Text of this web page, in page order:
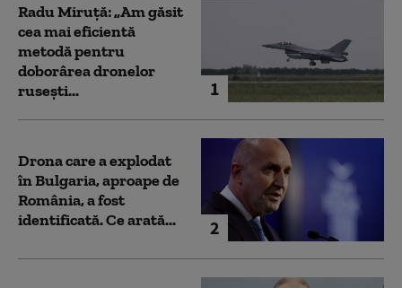
1
Radu Miruță: „Am găsit
cea mai eficientă
metodă pentru
doborârea dronelor
rusești...
2
Drona care a explodat
în Bulgaria, aproape de
România, a fost
identificată. Ce arată...